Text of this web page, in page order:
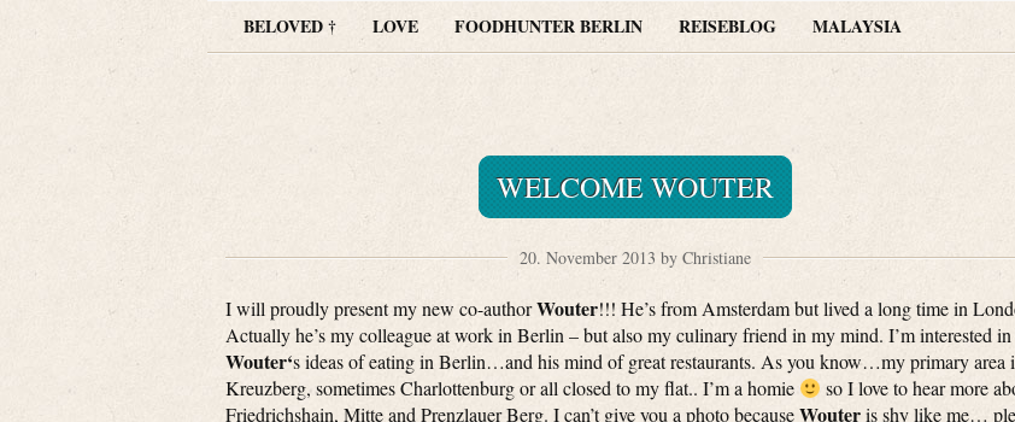
BELOVED † LOVE FOODHUNTER BERLIN REISEBLOG MALAYSIA
WELCOME WOUTER
20. November 2013 by Christiane
I will proudly present my new co-authorWouter!!! He’s from Amsterdam but lived a long time in
Actually he’s my colleague at work in Berlin – but also my culinary friend in my mind. I’m interested in
Wouter‘s ideas of eating in Berlin…and his mind of great restaurants. As you know…my primary area
Kreuzberg, sometimes Charlottenburg or all closed to my flat.. I’m a homie
so I love to hear more
Friedrichshain, Mitte and Prenzlauer Berg. I can’t give you a photo becauseWouteris shy like me…